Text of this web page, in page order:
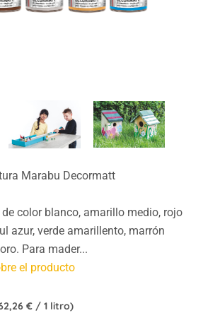
Marabu Decormatt
color blanco, amarillo medio, rojo
azur, verde amarillento, marrón
Para mader...
el producto
€ / 1 litro)